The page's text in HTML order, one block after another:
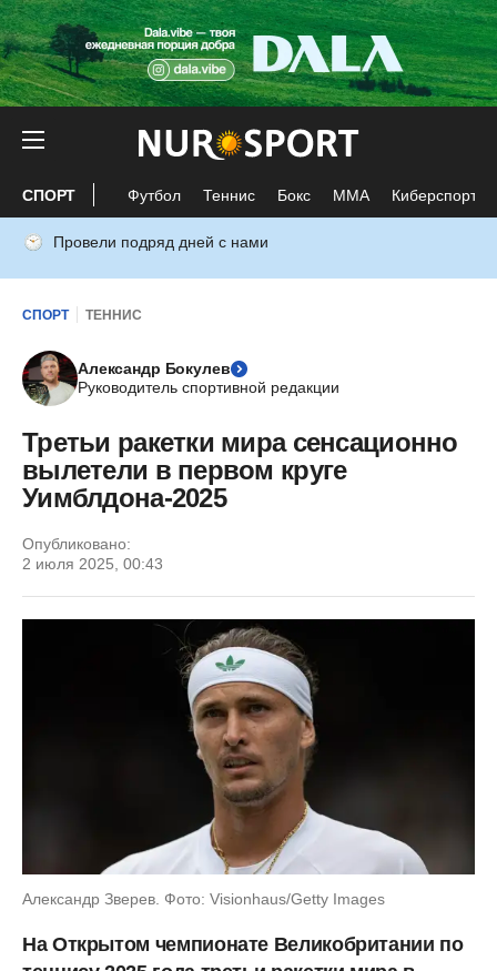
СПОРТ Футбол Теннис Бокс ММА Киберспорт
Провели подряд дней с нами
СПОРТ ТЕННИС
Александр Бокулев
Руководитель спортивной редакции
Третьи ракетки мира сенсационно
вылетели в первом круге
Уимблдона-2025
Опубликовано:
2 июля 2025, 00:43
Александр Зверев. Фото: Visionhaus/Getty Images
На Открытом чемпионате Великобритании по